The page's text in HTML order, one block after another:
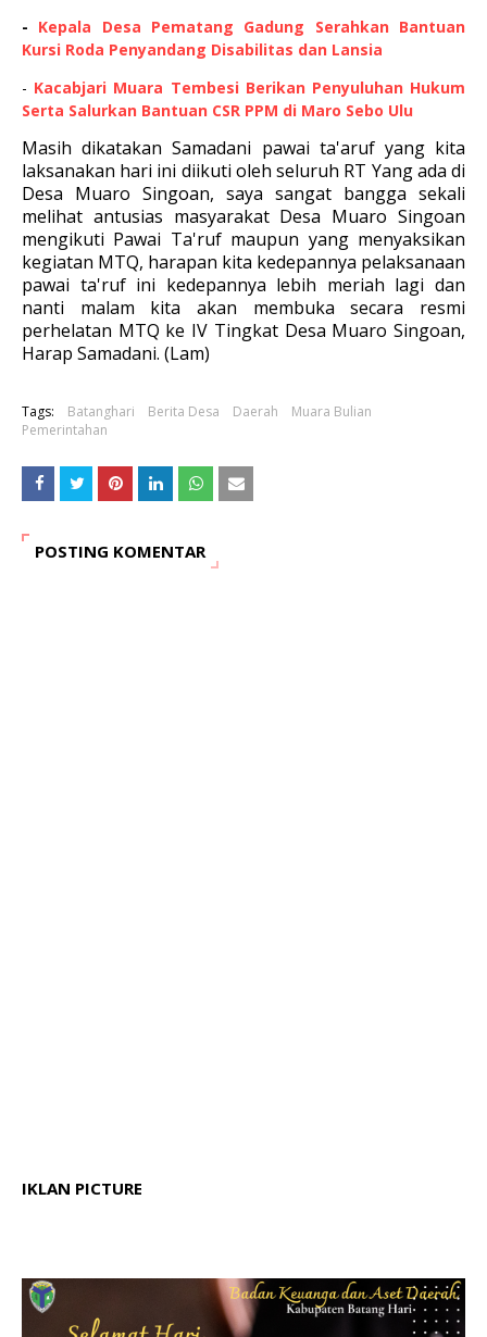
- Kepala Desa Pematang Gadung Serahkan Bantuan
Kursi Roda Penyandang Disabilitas dan Lansia
- Kacabjari Muara Tembesi Berikan Penyuluhan Hukum
Serta Salurkan Bantuan CSR PPM di Maro Sebo Ulu
Masih dikatakan Samadani pawai ta'aruf yang kita
laksanakan hari ini diikuti oleh seluruh RT Yang ada di
Desa Muaro Singoan, saya sangat bangga sekali
melihat antusias masyarakat Desa Muaro Singoan
mengikuti Pawai Ta'ruf maupun yang menyaksikan
kegiatan MTQ, harapan kita kedepannya pelaksanaan
pawai ta'ruf ini kedepannya lebih meriah lagi dan
nanti malam kita akan membuka secara resmi
perhelatan MTQ ke IV Tingkat Desa Muaro Singoan,
Harap Samadani. (Lam)
Tags: Batanghari Berita Desa Daerah
Muara Bulian
Pemerintahan
POSTING KOMENTAR
IKLAN PICTURE